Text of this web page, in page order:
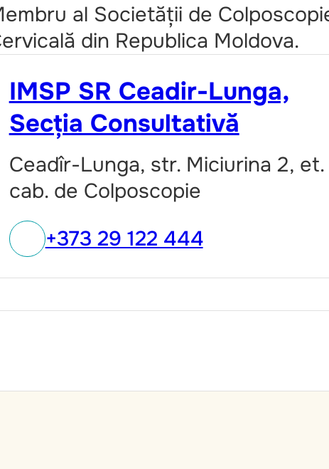
al Societății de
din Republica Moldova.
IMSP SR Ceadir-Lunga,
Secția Consultativă
Ceadîr-Lunga, str. Miciurina 2, et.
cab. de Colposcopie
+373 29 122 444